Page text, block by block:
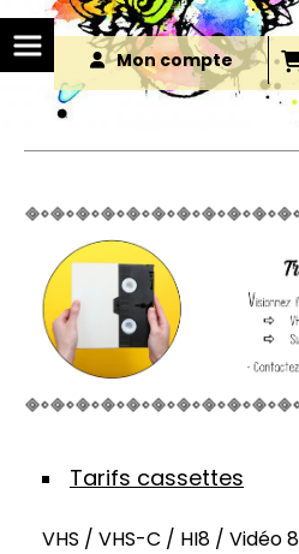
Mon compte
Tarifs cassettes
VHS / VHS-C / HI8 / Vidéo